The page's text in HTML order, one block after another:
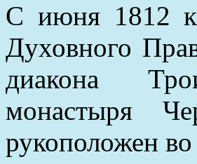
С июня 1812
Духовного
диакона
монастыря
рукоположен